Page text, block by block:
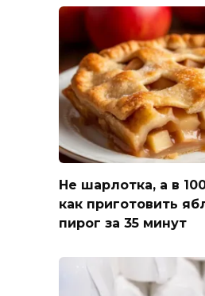
Не шарлотка, а в
как приготовить
пирог за 35 минут